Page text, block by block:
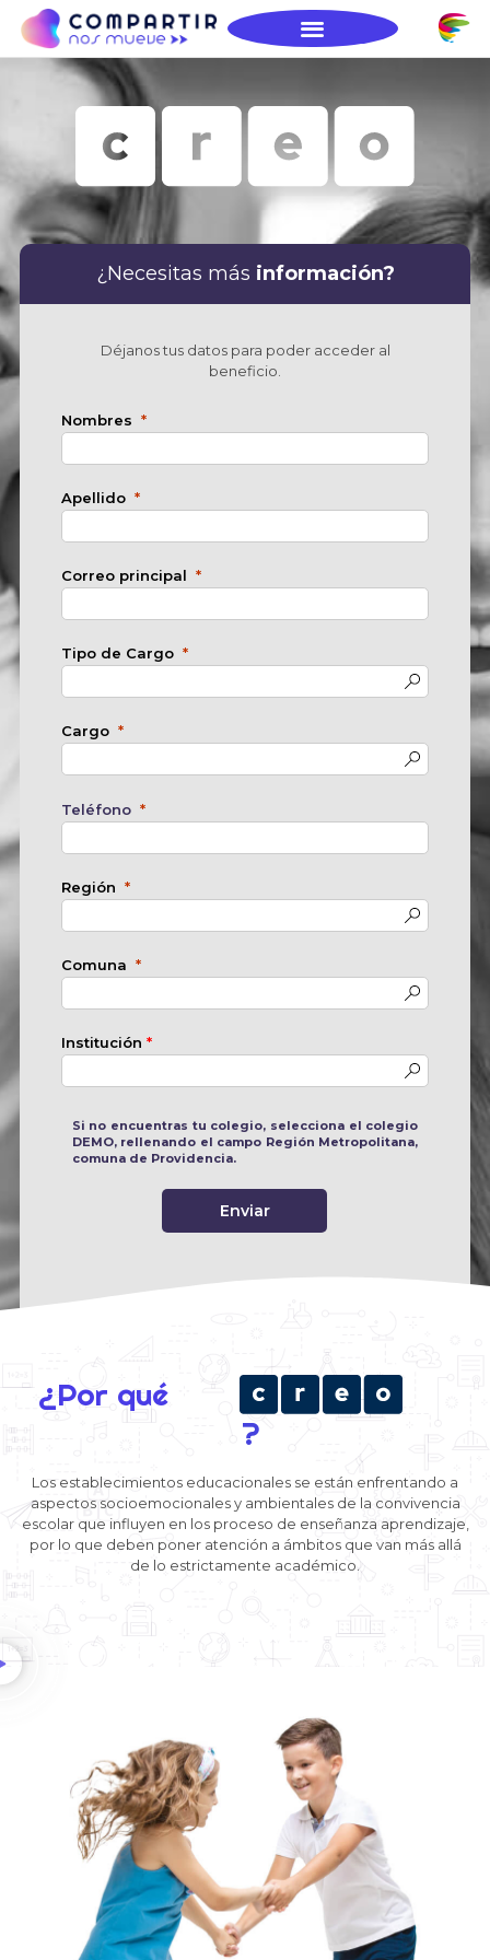
¿Necesitas más información?
Déjanos tus datos para poder acceder al
beneficio.
Nombres
Apellido
Correo principal
Tipo de Cargo
Cargo
Teléfono
Región
Comuna
Institución *
Si no encuentras tu colegio, selecciona el colegio
DEMO, rellenando el campo Región Metropolitana,
comuna de Providencia.
Enviar
¿Por qué
?
Los establecimientos educacionales se están enfrentando a
aspectos socioemocionales y ambientales de la convivencia
escolar que influyen en los proceso de enseñanza aprendizaje,
por lo que deben poner atención a ámbitos que van más allá
de lo estrictamente académico.